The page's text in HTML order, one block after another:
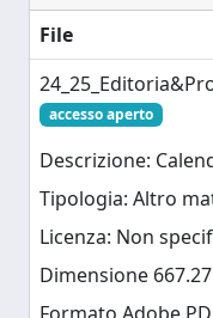
File
accesso aperto
Descrizione:
Tipologia: Altro
Licenza: Non
Dimensione